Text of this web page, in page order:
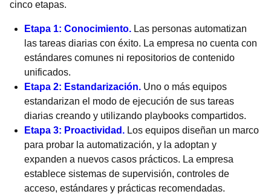
cinco etapas.
Etapa 1: Conocimiento. Las personas automatizan
las tareas diarias con éxito. La empresa no cuenta con
estándares comunes ni repositorios de contenido
unificados.
Etapa 2: Estandarización. Uno o más equipos
estandarizan el modo de ejecución de sus tareas
diarias creando y utilizando playbooks compartidos.
Etapa 3: Proactividad. Los equipos diseñan un marco
para probar la automatización, y la adoptan y
expanden a nuevos casos prácticos. La empresa
establece sistemas de supervisión, controles de
acceso, estándares y prácticas recomendadas.